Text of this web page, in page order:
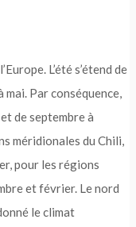
L’été s’étend de
mai. Par conséquence,
de septembre à
méridionales du Chili,
pour les régions
et février. Le nord
le climat